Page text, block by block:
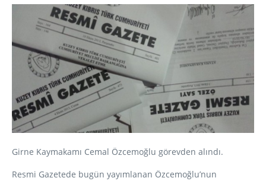
Girne Kaymakamı Cemal Özcemoğlu görevden alındı.
Resmi Gazetede bugün yayımlanan Özcemoğlu’nun